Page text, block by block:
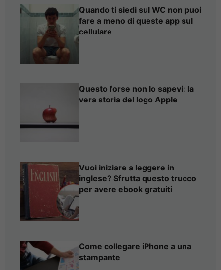
Quando ti siedi sul WC non puoi
fare a meno di queste app sul
cellulare
Questo forse non lo sapevi: la
vera storia del logo Apple
Vuoi iniziare a leggere in
inglese? Sfrutta questo trucco
per avere ebook gratuiti
Come collegare iPhone a una
stampante